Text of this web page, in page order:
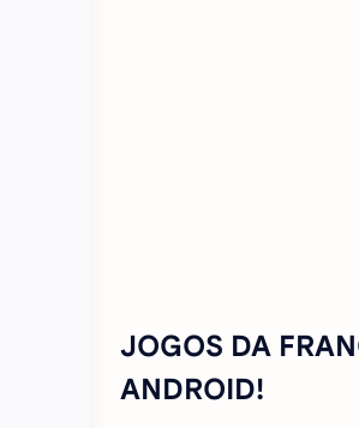
JOGOS DA
ANDROID!